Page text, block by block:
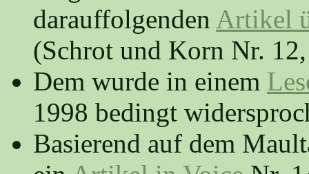
darauffolgenden Artikel
(Schrot und Korn Nr.
Dem wurde in einem
1998 bedingt
Basierend auf dem